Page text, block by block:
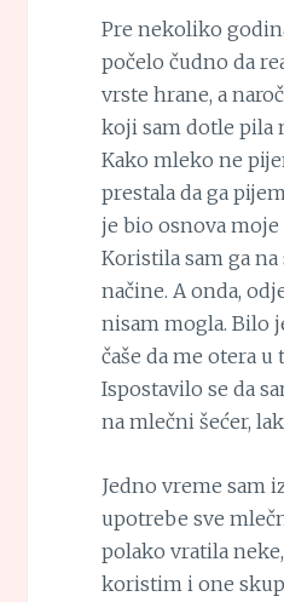
Pre nekoliko
počelo čudno da
vrste hrane, a
koji sam dotle pila
Kako mleko ne
prestala da ga
je bio osnova moje
Koristila sam ga na
načine. A onda,
nisam mogla. Bilo
čaše da me otera u
Ispostavilo se da
na mlečni šećer,
Jedno vreme sam
upotrebe sve
polako vratila
koristim i one